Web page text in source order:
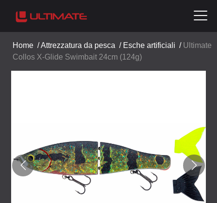
Home /Attrezzatura da pesca / Esche artificiali / Ultimate
Collos X-Glide Swimbait 24cm (124g)